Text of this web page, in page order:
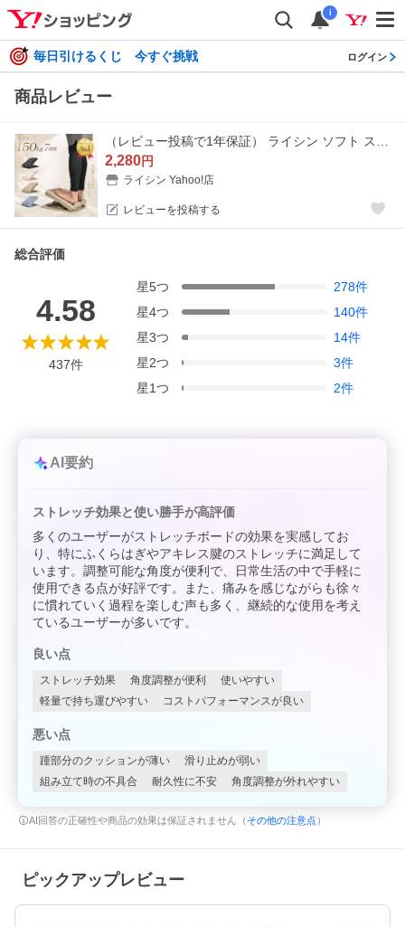
i
毎日引けるくじ 今すぐ挑戦 ログイン
商品レビュー
2,280円
ライシン Yahoo!店
レビューを投稿する
総合評価
4.58
437件
星5つ 278件
星4つ 140件
星3つ 14件
星2つ 3件
星1つ 2件
AI要約
ストレッチ効果と使い勝手が高評価
多くのユーザーがストレッチボードの効果を実感してお
り、特にふくらはぎやアキレス腱のストレッチに満足して
います。調整可能な角度が便利で、日常生活の中で手軽に
使用できる点が好評です。また、痛みを感じながらも徐々
に慣れていく過程を楽しむ声も多く、継続的な使用を考え
ているユーザーが多いです。
良い点
ストレッチ効果 角度調整が便利
使いやすい
軽量で持ち運びやすい
コストパフォーマンスが良い
悪い点
踵部分のクッションが薄い
滑り止めが弱い
組み立て時の不具合
耐久性に不安 角度調整が外れやすい
AI回答の正確性や商品の効果は保証されません（ その他の注意点 ）
ピックアップレビュー